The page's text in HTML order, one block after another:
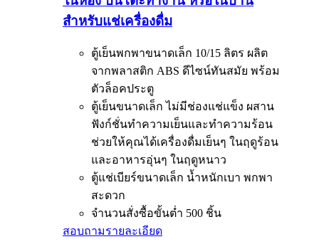
สำหรับแช่เครื่องดื่ม
ตู้เย็นพกพาขนาดเล็ก 10/15 ลิตร ผลิต
จากพลาสติก ABS ดีไซน์ทันสมัย ​​พร้อม
ตัวล็อคประตู
ตู้เย็นขนาดเล็ก ไม่มีช่องแช่แข็ง ผสาน
ฟังก์ชั่นทำความเย็นและทำความร้อน
ช่วยให้คุณได้เครื่องดื่มเย็นๆ ในฤดูร้อน
และอาหารอุ่นๆ ในฤดูหนาว
ตู้แช่เบียร์ขนาดเล็ก น้ำหนักเบา พกพา
สะดวก
จำนวนสั่งซื้อขั้นต่ำ 500 ชิ้น
สอบถามรายละเอียด